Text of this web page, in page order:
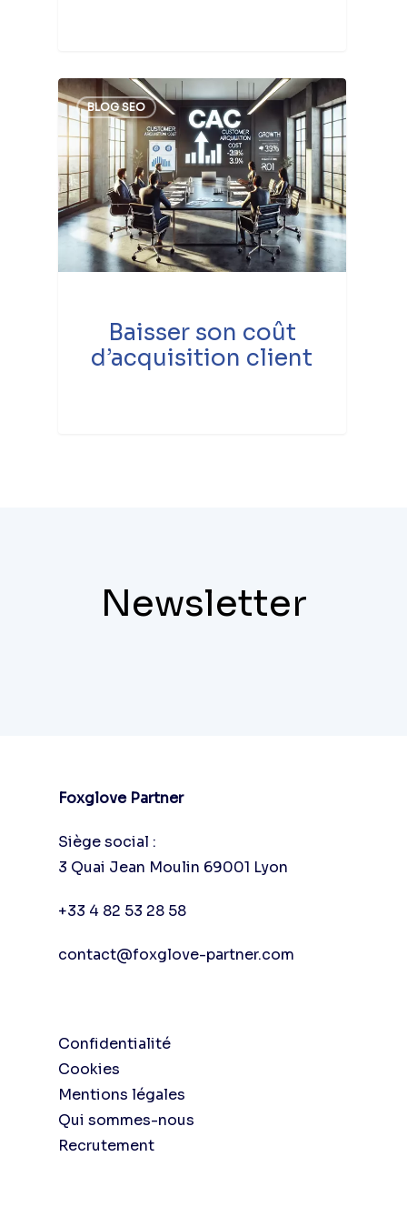
BLOG SEO
Baisser son coût
d’acquisition client
Newsletter
Foxglove Partner
Siège social :
3 Quai Jean Moulin 69001 Lyon
+33 4 82 53 28 58
contact@foxglove-partner.com
Confidentialité
Cookies
Mentions légales
Qui sommes-nous
Recrutement